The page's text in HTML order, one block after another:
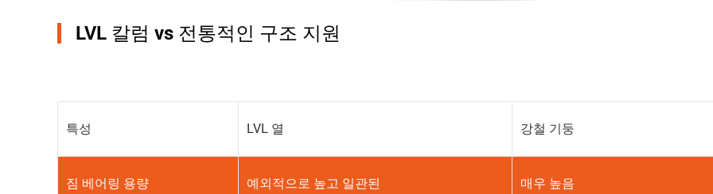
LVL 칼럼 vs 전통적인 구조 지원
특성 LVL 열 강철 기둥
짐 베어링 용량 예외적으로 높고 일관된 매우 높음